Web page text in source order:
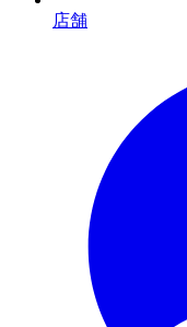
店舗